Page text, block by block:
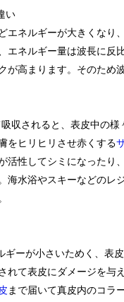
い
エネルギーが大きくなり
エネルギー量は波長に反
が高まります。そのため
収されると、表皮中の
をヒリヒリさせ赤くする
活性してシミになったり
海水浴やスキーなどのレ
ギーが小さいためく、表
れて表皮にダメージを与
まで届いて真皮内のコラ